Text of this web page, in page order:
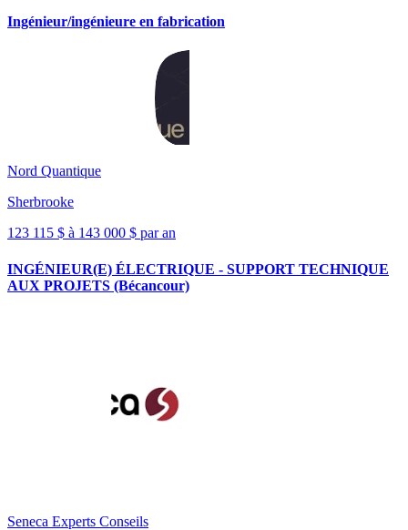
Ingénieur/ingénieure en fabrication
Nord Quantique
Sherbrooke
123 115 $ à 143 000 $ par an
INGÉNIEUR(E) ÉLECTRIQUE - SUPPORT TECHNIQUE
AUX PROJETS (Bécancour)
Seneca Experts Conseils